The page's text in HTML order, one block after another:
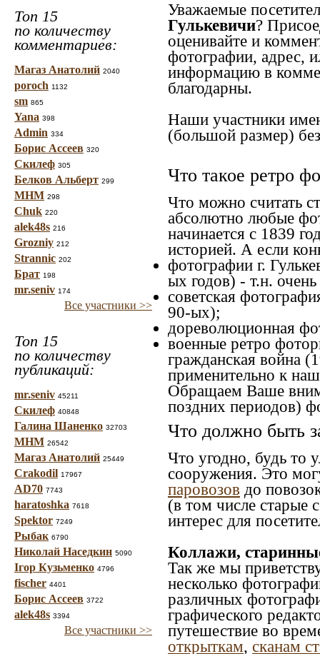
Топ 15
по количеству
комментариев:
Магаз Анатолий 2040
poroch 1132
sm 865
Yana 398
Admin 334
Борис Ассеев 320
Скилеф 305
Белков Альберт 299
МНМ 298
Chuk 220
alek48s 216
Grozniy 212
Strannic 202
Брат 198
mr.seniv 174
Все участники >>
Топ 15
по количеству
публикаций:
mr.seniv 45211
Скилеф 40848
Галина Шаненко 32703
МНМ 26542
Магаз Анатолий 25449
Crakodil 17967
AD70 7743
haratoshka 7618
Spektor 7249
Рыбак 6790
Николай Наседкин 5090
Ігор Кузьменко 4796
fischer 4401
Борис Ассеев 3722
alek48s 3394
Все участники >>
Уважаемые
Гулькевичи?
оценивайте и
фотографии, адрес,
информацию в
благодарны.
Наши участники
(большой размер)
Что такое ретро
Что можно считать
абсолютно любые
начинается с 1839
историей. А если
фотографии г.
ых годов) - т.н.
советская
90-ых);
дореволюционная
военные ретро
гражданская война
применительно к
Обращаем Ваше
поздних периодов)
Что должно быть
Что угодно, будь то
сооружения. Это
паровозов до
(в том числе старые
интерес для
Коллажи,
Так же мы
несколько
различных
графического
путешествие во
открыткам, сканам